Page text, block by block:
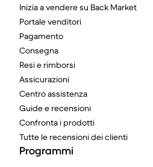
Inizia a vendere su Back Market
Portale venditori
Pagamento
Consegna
Resi e rimborsi
Assicurazioni
Centro assistenza
Guide e recensioni
Confronta i prodotti
Tutte le recensioni dei clienti
Programmi